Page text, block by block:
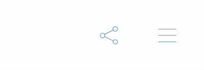
 